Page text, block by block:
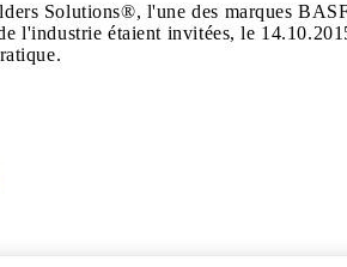
Solutions®, l'une des marques
l'industrie étaient invitées, le